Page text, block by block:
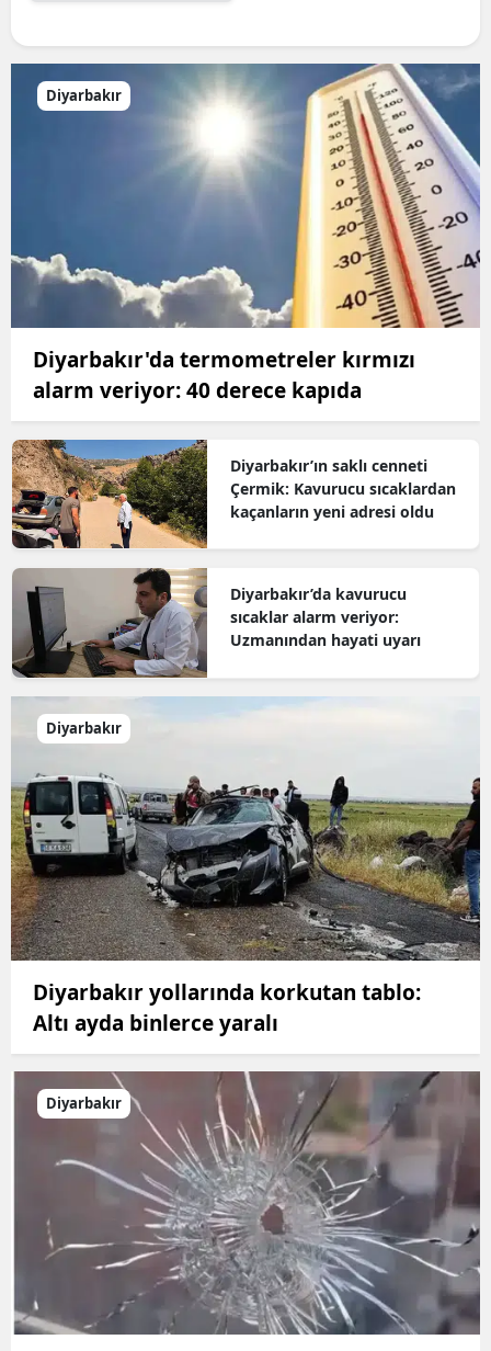
Diyarbakır
Diyarbakır'da termometreler kırmızı
alarm veriyor: 40 derece kapıda
Diyarbakır’ın saklı cenneti
Çermik: Kavurucu sıcaklardan
kaçanların yeni adresi oldu
Diyarbakır’da kavurucu
sıcaklar alarm veriyor:
Uzmanından hayati uyarı
Diyarbakır
Diyarbakır yollarında korkutan tablo:
Altı ayda binlerce yaralı
Diyarbakır